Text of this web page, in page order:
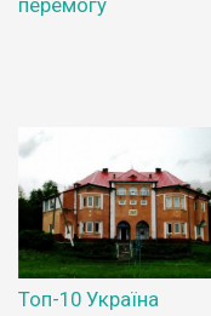
перемогу
Топ-10 Україна